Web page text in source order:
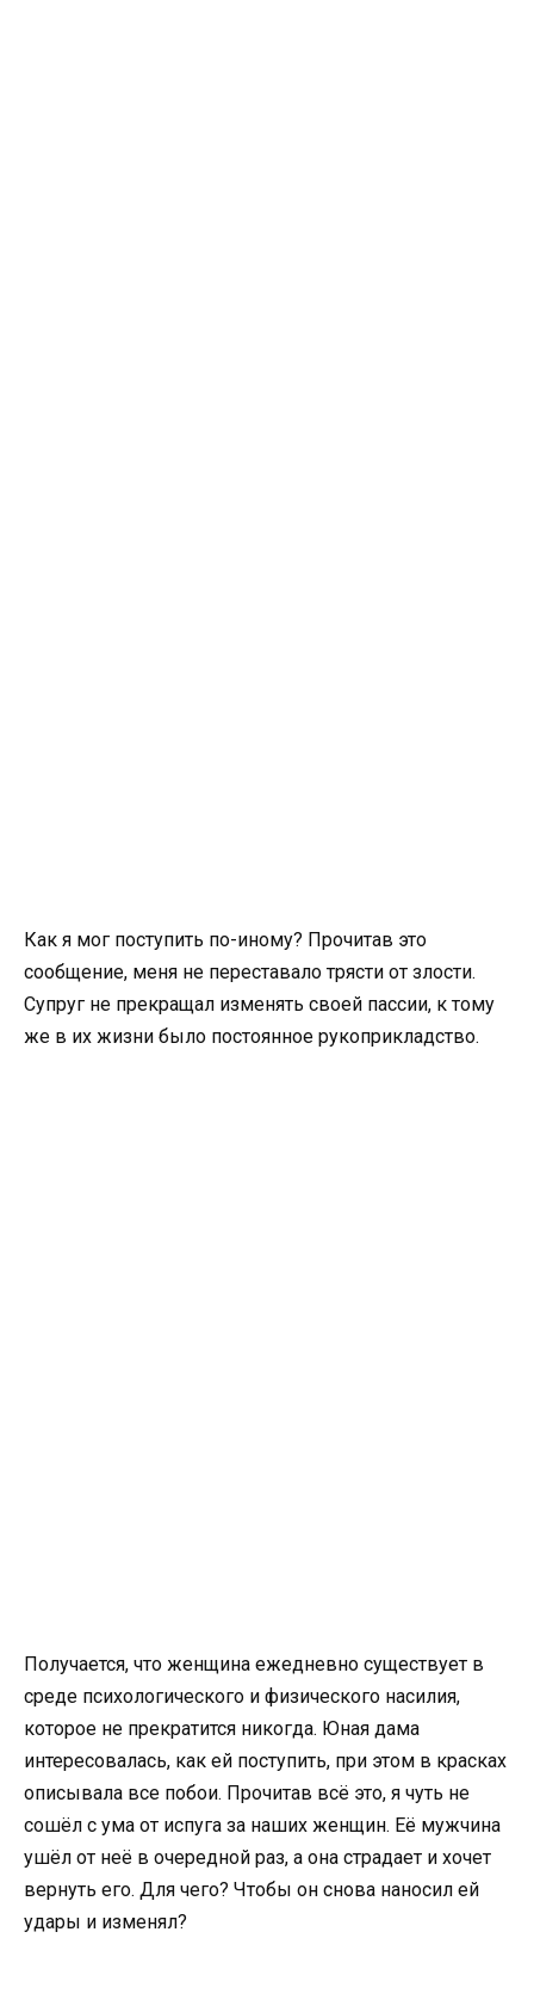
Как я мог поступить по-иному? Прочитав это
сообщение, меня не переставало трясти от злости.
Супруг не прекращал изменять своей пассии, к тому
же в их жизни было постоянное рукоприкладство.
Получается, что женщина ежедневно существует в
среде психологического и физического насилия,
которое не прекратится никогда. Юная дама
интересовалась, как ей поступить, при этом в красках
описывала все побои. Прочитав всё это, я чуть не
сошёл с ума от испуга за наших женщин. Её мужчина
ушёл от неё в очередной раз, а она страдает и хочет
вернуть его. Для чего? Чтобы он снова наносил ей
удары и изменял?